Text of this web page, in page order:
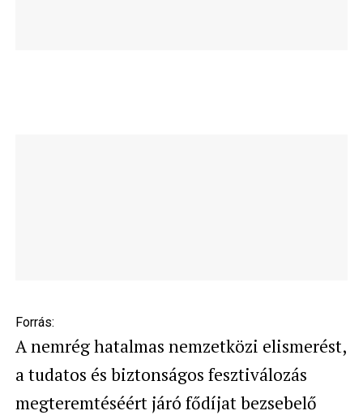
Forrás:
A nemrég hatalmas nemzetközi elismerést,
a tudatos és biztonságos fesztiválozás
megteremtéséért járó fődíjat bezsebelő